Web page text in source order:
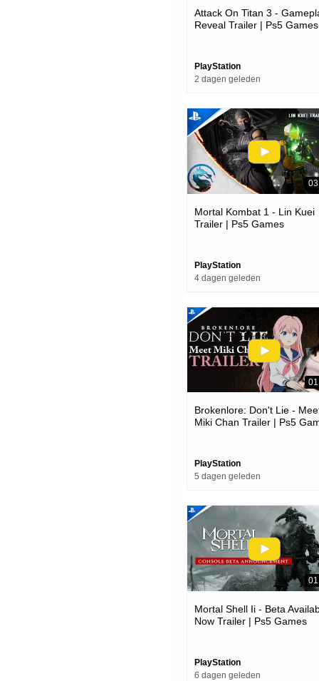
Attack On Titan 3 -
Reveal Trailer | Ps5 Games
PlayStation
2 dagen geleden
Mortal Kombat 1 - Lin Kuei
Trailer | Ps5 Games
PlayStation
4 dagen geleden
Brokenlore: Don't Lie -
Miki Chan Trailer | Ps5
PlayStation
5 dagen geleden
Mortal Shell Ii - Beta
Now Trailer | Ps5 Games
PlayStation
6 dagen geleden